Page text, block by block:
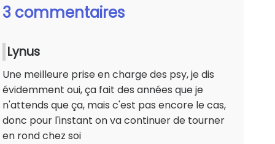
3 commentaires
Lynus
Une meilleure prise en charge des psy, je dis
évidemment oui, ça fait des années que je
n'attends que ça, mais c'est pas encore le cas,
donc pour l'instant on va continuer de tourner
en rond chez soi